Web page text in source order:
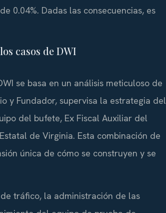
0.04%. Dadas las consecuencias, es
casos de DWI
se basa en un análisis meticuloso de
y Fundador, supervisa la estrategia del
del bufete, Ex Fiscal Auxiliar del
de Virginia. Esta combinación de
única de cómo se construyen y se
tráfico, la administración de las